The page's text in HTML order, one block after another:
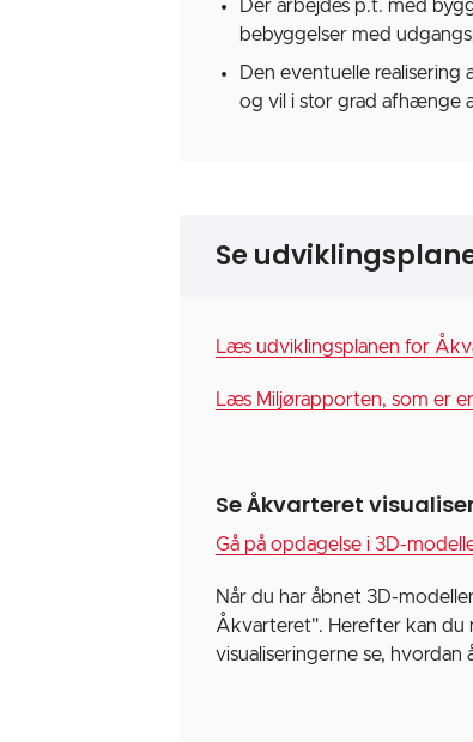
Der arbejdes p.t. med
bebyggelser med
Den eventuelle
og vil i stor grad afhænge
Se
Læs udviklingsplanen for
Læs Miljørapporten, som er
Se Åkvarteret
Gå på opdagelse i 3D-
Når du har åbnet 3D-
Åkvarteret". Herefter kan
visualiseringerne se,